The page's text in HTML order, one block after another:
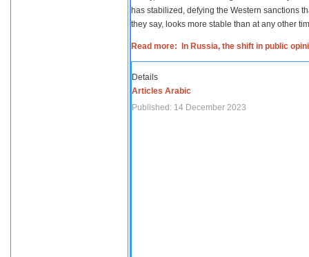
has stabilized, defying the Western sanctions
they say, looks more stable than at any other
Read more: In Russia, the shift in public
Details
Articles Arabic
Published: 14 December 2023